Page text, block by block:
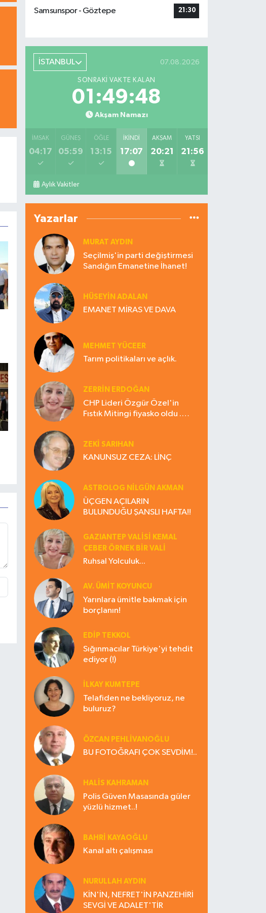
Samsunspor - Göztepe
21:30
İSTANBUL 07.08.2026
SONRAKI VAKTE KALAN
01:49:47
Akşam Namazı
İMSAK
04:17
GÜNEŞ
05:59
ÖĞLE
13:15
İKINDI
17:07
AKŞAM
20:21
YATSI
21:56
Aylık Vakitler
Yazarlar
MURAT AYDIN
Seçilmiş'in parti değiştirmesi
Sandığın Emanetine İhanet!
HÜSEYIN ADALAN
EMANET MİRAS VE DAVA
MEHMET YÜCEER
Tarım politikaları ve açlık.
ZERRIN ERDOĞAN
CHP Lideri Özgür Özel'in
Fıstık Mitingi fiyasko oldu .
ZEKI SARIHAN
KANUNSUZ CEZA: LİNÇ
ASTROLOG NILGÜN AKMAN
ÜÇGEN AÇILARIN
BULUNDUĞU ŞANSLI HAFTA!!
GAZIANTEP VALISI KEMAL
ÇEBER ÖRNEK BİR VALİ
Ruhsal Yolculuk...
AV. ÜMIT KOYUNCU
Yarınlara ümitle bakmak için
borçlanın!
EDIP TEKKOL
Sığınmacılar Türkiye'yi tehdit
ediyor (!)
İLKAY KUMTEPE
Telafiden ne bekliyoruz, ne
buluruz?
ÖZCAN PEHLİVANOĞLU
BU FOTOĞRAFI ÇOK SEVDİM!..
HALIS KAHRAMAN
Polis Güven Masasında güler
yüzlü hizmet..!
BAHRI KAYAOĞLU
Kanal altı çalışması
NURULLAH AYDIN
KİN'İN, NEFRET'İN PANZEHİRİ
SEVGİ VE ADALET'TİR